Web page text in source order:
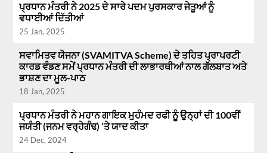
ਪ੍ਰਧਾਨ ਮੰਤਰੀ ਨੇ 2025 ਦੇ ਸਾਰੇ ਪਦਮ ਪੁਰਸਕਾਰ ਜੇਤੂਆਂ ਨੂੰ
ਵਧਾਈਆਂ ਦਿੱਤੀਆਂ
25 Jan, 2025
ਸਵਾਮਿਤਵ ਯੋਜਨਾ (SVAMITVA Scheme) ਦੇ ਤਹਿਤ ਪ੍ਰਾਪਰਟੀ
ਕਾਰਡ ਵੰਡਣ ਸਮੇਂ ਪ੍ਰਧਾਨ ਮੰਤਰੀ ਦੀ ਲਾਭਾਰਥੀਆਂ ਨਾਲ ਗੱਲਬਾਤ ਅਤੇ
ਭਾਸ਼ਣ ਦਾ ਮੂਲ-ਪਾਠ
18 Jan, 2025
ਪ੍ਰਧਾਨ ਮੰਤਰੀ ਨੇ ਮਹਾਨ ਗਾਇਕ ਮੁਹੰਮਦ ਰਫੀ ਨੂੰ ਉਨ੍ਹਾਂ ਦੀ 100ਵੀਂ
ਜਯੰਤੀ (ਜਨਮ ਵਰ੍ਹੇਗੰਢ) ‘ਤੇ ਯਾਦ ਕੀਤਾ
24 Dec, 2024